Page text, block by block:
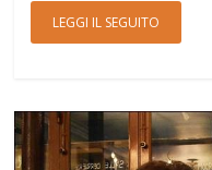
LEGGI IL SEGUITO